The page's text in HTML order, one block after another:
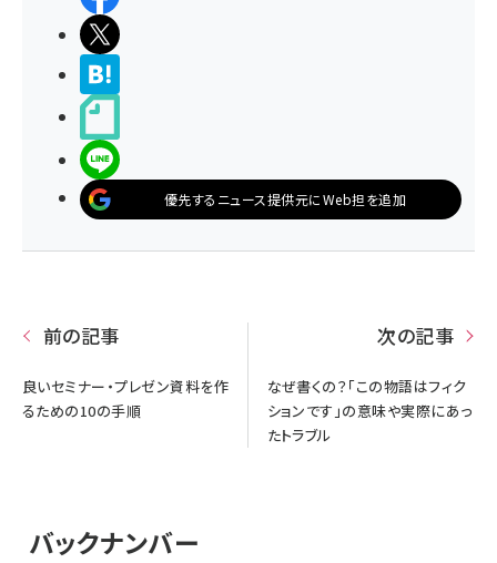
優先するニュース提供元にWeb担を追加
前の記事
良いセミナー・プレゼン資料を作
るための10の手順
次の記事
なぜ書くの？「この物語はフィク
ションです」の意味や実際にあっ
たトラブル
バックナンバー